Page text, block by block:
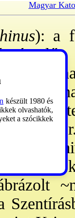
Magyar
): a
a
királyi
"Te a
A
s
készült 1980 és
olvashatók,
a szócikkek